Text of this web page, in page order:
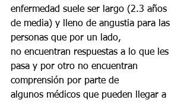
enfermedad suele ser largo (2.3 años
de media) y lleno de angustia para las
personas que por un lado,
no encuentran respuestas a lo que les
pasa y por otro no encuentran
comprensión por parte de
algunos médicos que pueden llegar a